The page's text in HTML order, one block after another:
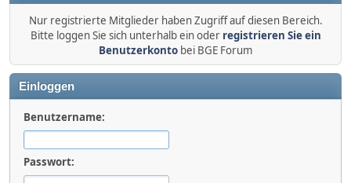
Nur registrierte Mitglieder haben Zugriff auf diesen Bereich.
Bitte loggen Sie sich unterhalb ein oder registrieren Sie ein
Benutzerkonto bei BGE Forum
Einloggen
Benutzername:
Passwort: